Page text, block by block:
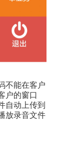
不能在客户
户的窗口
自动上传到
放录音文件